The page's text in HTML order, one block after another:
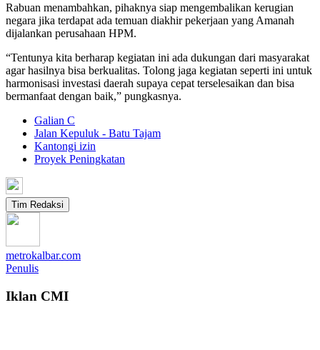
Rabuan menambahkan, pihaknya siap mengembalikan kerugian
negara jika terdapat ada temuan diakhir pekerjaan yang Amanah
dijalankan perusahaan HPM.
“Tentunya kita berharap kegiatan ini ada dukungan dari masyarakat
agar hasilnya bisa berkualitas. Tolong jaga kegiatan seperti ini untuk
harmonisasi investasi daerah supaya cepat terselesaikan dan bisa
bermanfaat dengan baik,” pungkasnya.
Galian C
Jalan Kepuluk - Batu Tajam
Kantongi izin
Proyek Peningkatan
Tim Redaksi
metrokalbar.com
Penulis
Iklan CMI